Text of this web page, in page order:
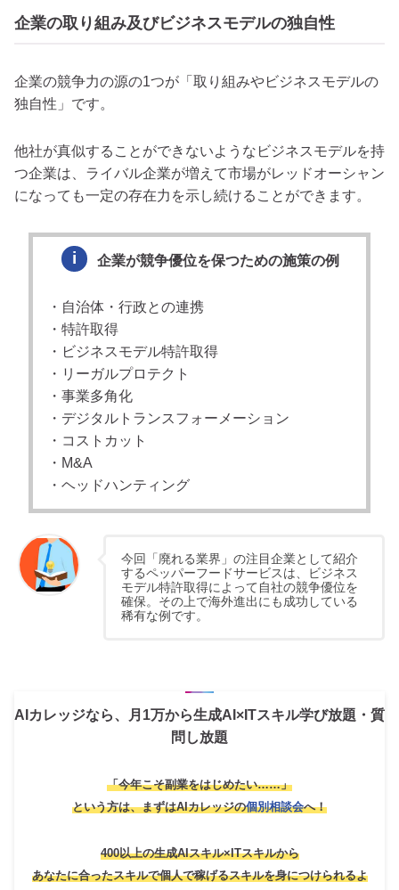
企業の取り組み及びビジネスモデルの独自性
企業の競争力の源の1つが「取り組みやビジネスモデルの
独自性」です。
他社が真似することができないようなビジネスモデルを持
つ企業は、ライバル企業が増えて市場がレッドオーシャン
になっても一定の存在力を示し続けることができます。
企業が競争優位を保つための施策の例
・自治体・行政との連携
・特許取得
・ビジネスモデル特許取得
・リーガルプロテクト
・事業多角化
・デジタルトランスフォーメーション
・コストカット
・M&A
・ヘッドハンティング
今回「廃れる業界」の注目企業として紹介
するペッパーフードサービスは、ビジネス
モデル特許取得によって自社の競争優位を
確保。その上で海外進出にも成功している
稀有な例です。
AIカレッジなら、月1万から生成AI×ITスキル学び放題・質
問し放題
「今年こそ副業をはじめたい……」
という方は、まずはAIカレッジの個別相談会へ！
400以上の生成AIスキル×ITスキルから
あなたに合ったスキルで個人で稼げるスキルを身につけられるよ